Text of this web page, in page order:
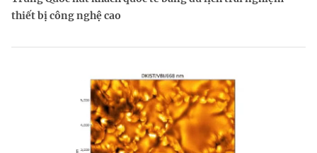
thiết bị công nghệ cao